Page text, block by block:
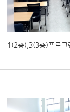
1(2층),3(3층)프로그